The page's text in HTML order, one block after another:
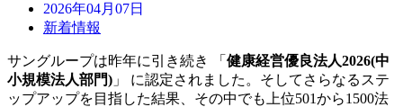
2026年04月07日
新着情報
サングループは昨年に引き続き 「 健康経営優良法人2026(中
小規模法人部門) 」 に認定されました。そしてさらなるステ
ップアップを目指した結果、その中でも上位501から1500法